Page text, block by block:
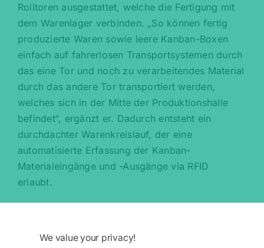
Rolltoren ausgestattet, welche die Fertigung mit
dem Warenlager verbinden. „So können fertig
produzierte Waren sowie leere Kanban-Boxen
einfach auf fahrerlosen Transportsystemen durch
das eine Tor und noch zu verarbeitendes Material
durch das andere Tor transportiert werden,
welches sich in der Mitte der Produktionshalle
befindet“, ergänzt er. Dadurch entsteht ein
durchdachter Warenkreislauf, der eine
automatisierte Erfassung der Kanban-
Materialeingänge und -Ausgänge via RFID
erlaubt.
Lösung bildete eine sogenannte Value Stream
We value your privacy!